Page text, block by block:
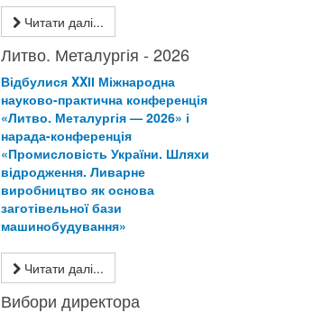
Читати далі...
Литво. Металургія - 2026
Відбулися XXІІ Міжнародна
науково-практична конференція
«Литво. Металургія — 2026» і
нарада-конференція
«Промисловість України. Шляхи
відродження. Ливарне
виробництво як основа
заготівельної бази
машинобудування»
Читати далі...
Вибори директора